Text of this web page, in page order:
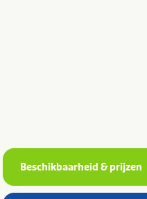
Beschikbaarheid & prijzen